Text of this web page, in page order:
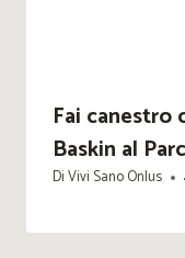
Fai canestro
Baskin al
DiVivi Sano Onlus